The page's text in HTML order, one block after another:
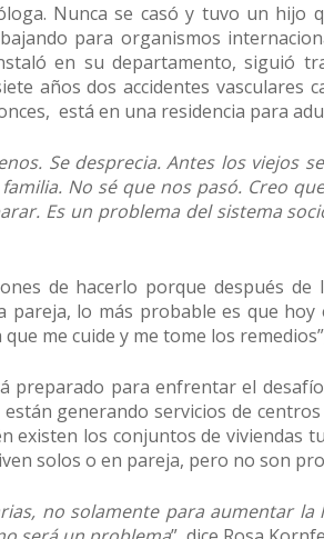
Nunca se casó y tuvo un hijo
para organismos
en su departamento, siguió
años dos accidentes vasculares
está en una residencia para
Se desprecia. Antes los viejos
No sé que nos pasó. Creo
Es un problema del sistema
de hacerlo porque después
lo más probable es que hoy
me cuide y me tome los
preparado para enfrentar el
generando servicios de
existen los conjuntos de viviendas
solos o en pareja, pero no son
no solamente para aumentar